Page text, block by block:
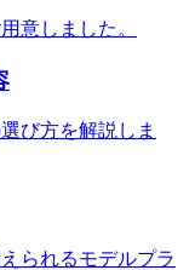
意しました。
び方を解説しま
られるモデルプラ